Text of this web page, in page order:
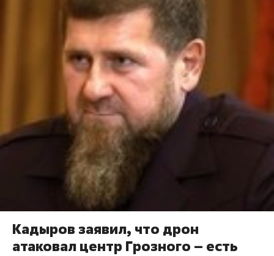
Кадыров заявил, что дрон
атаковал центр Грозного – есть